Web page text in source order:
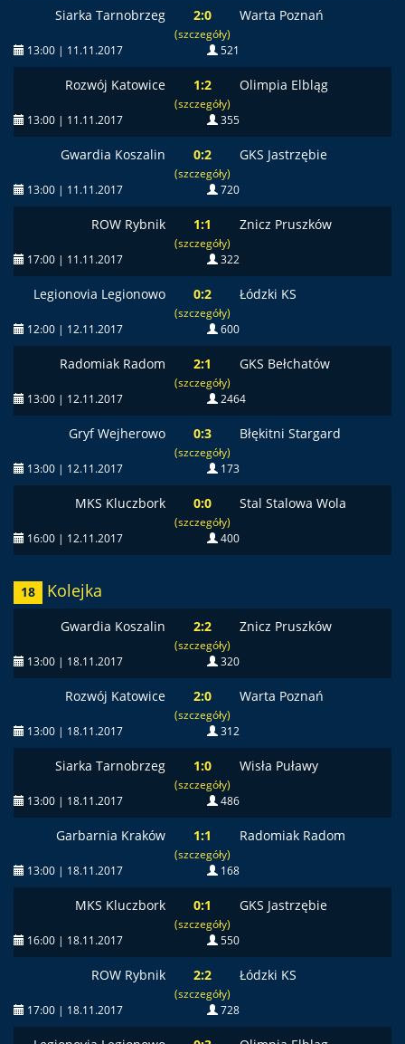
Siarka Tarnobrzeg 2:0
(szczegóły)
Warta Poznań
13:00 | 11.11.2017 521
Rozwój Katowice 1:2
(szczegóły)
Olimpia Elbląg
13:00 | 11.11.2017 355
Gwardia Koszalin 0:2
(szczegóły)
GKS Jastrzębie
13:00 | 11.11.2017 720
ROW Rybnik 1:1
(szczegóły)
Znicz Pruszków
17:00 | 11.11.2017 322
Legionovia Legionowo 0:2
(szczegóły)
Łódzki KS
12:00 | 12.11.2017 600
Radomiak Radom 2:1
(szczegóły)
GKS Bełchatów
13:00 | 12.11.2017 2464
Gryf Wejherowo 0:3
(szczegóły)
Błękitni Stargard
13:00 | 12.11.2017 173
MKS Kluczbork 0:0
(szczegóły)
Stal Stalowa Wola
16:00 | 12.11.2017 400
18 Kolejka
Gwardia Koszalin 2:2
(szczegóły)
Znicz Pruszków
13:00 | 18.11.2017 320
Rozwój Katowice 2:0
(szczegóły)
Warta Poznań
13:00 | 18.11.2017 312
Siarka Tarnobrzeg 1:0
(szczegóły)
Wisła Puławy
13:00 | 18.11.2017 486
Garbarnia Kraków 1:1
(szczegóły)
Radomiak Radom
13:00 | 18.11.2017 168
MKS Kluczbork 0:1
(szczegóły)
GKS Jastrzębie
16:00 | 18.11.2017 550
ROW Rybnik 2:2
(szczegóły)
Łódzki KS
17:00 | 18.11.2017 728